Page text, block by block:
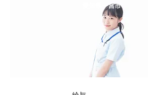
愛知県一宮市